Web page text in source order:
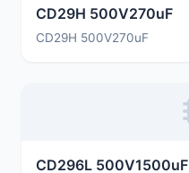
CD29H 500V270uF
CD29H 500V270uF
CD296L 500V1500uF